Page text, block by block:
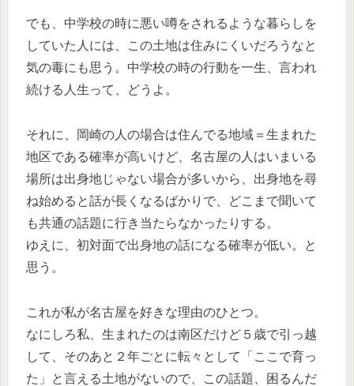
でも、中学校の時に悪い噂をされるような暮らしを
していた人には、この土地は住みにくいだろうなと
気の毒にも思う。中学校の時の行動を一生、言われ
続ける人生って、どうよ。
それに、岡崎の人の場合は住んでる地域＝生まれた
地区である確率が高いけど、名古屋の人はいまいる
場所は出身地じゃない場合が多いから、出身地を尋
ね始めると話が長くなるばかりで、どこまで聞いて
も共通の話題に行き当たらなかったりする。
ゆえに、初対面で出身地の話になる確率が低い。と
思う。
これが私が名古屋を好きな理由のひとつ。
なにしろ私、生まれたのは南区だけど５歳で引っ越
して、そのあと２年ごとに転々として「ここで育っ
た」と言える土地がないので、この話題、困るんだ